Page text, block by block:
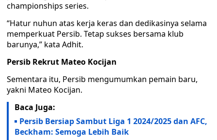
championships series.
“Hatur nuhun atas kerja keras dan dedikasinya selama
memperkuat Persib. Tetap sukses bersama klub
barunya,” kata Adhit.
Persib Rekrut Mateo Kocijan
Sementara itu, Persib mengumumkan pemain baru,
yakni Mateo Kocijan.
Baca Juga:
Persib Bersiap Sambut Liga 1 2024/2025 dan AFC,
Beckham: Semoga Lebih Baik